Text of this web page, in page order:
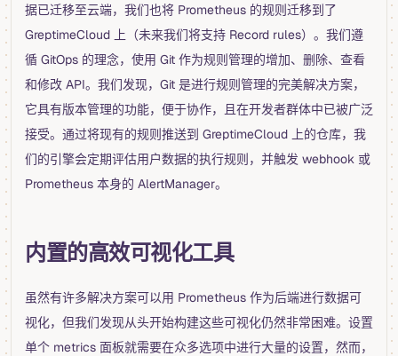
据已迁移至云端，我们也将 Prometheus 的规则迁移到了
GreptimeCloud 上（未来我们将支持 Record rules）。我们遵
循 GitOps 的理念，使用 Git 作为规则管理的增加、删除、查看
和修改 API。我们发现，Git 是进行规则管理的完美解决方案，
它具有版本管理的功能，便于协作，且在开发者群体中已被广泛
接受。通过将现有的规则推送到 GreptimeCloud 上的仓库，我
们的引擎会定期评估用户数据的执行规则，并触发 webhook 或
Prometheus 本身的 AlertManager。
内置的高效可视化工具
虽然有许多解决方案可以用 Prometheus 作为后端进行数据可
视化，但我们发现从头开始构建这些可视化仍然非常困难。设置
单个 metrics 面板就需要在众多选项中进行大量的设置，然而，